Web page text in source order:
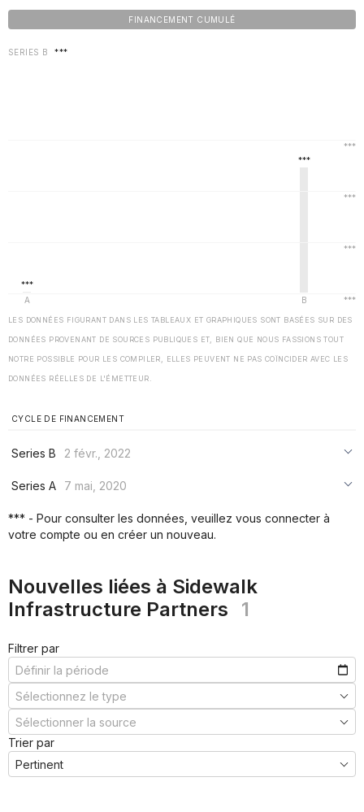
FINANCEMENT CUMULÉ
SERIES B ***
LES DONNÉES FIGURANT DANS LES TABLEAUX ET GRAPHIQUES SONT BASÉES SUR DES
DONNÉES PROVENANT DE SOURCES PUBLIQUES ET, BIEN QUE NOUS FASSIONS TOUT
NOTRE POSSIBLE POUR LES COMPILER, ELLES PEUVENT NE PAS COÏNCIDER AVEC LES
DONNÉES RÉELLES DE L'ÉMETTEUR.
CYCLE DE FINANCEMENT
Series B
2 févr., 2022
***
Series A
7 mai, 2020
*** - Pour consulter les données, veuillez vous connecter à
votre compte ou en créer un nouveau.
Nouvelles liées à Sidewalk
Infrastructure Partners
1
Filtrer par
Trier par